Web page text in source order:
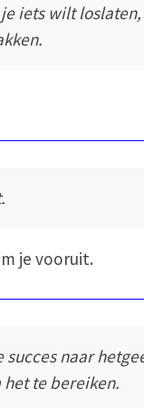
iets wilt
je vooruit.
succes naar
het te bereiken.